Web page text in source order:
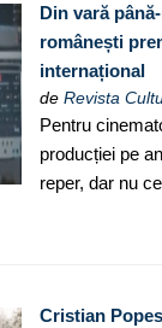
Din vară
românești
internațional
deRevista
Pentru
producției pe
reper, dar nu
Cristian